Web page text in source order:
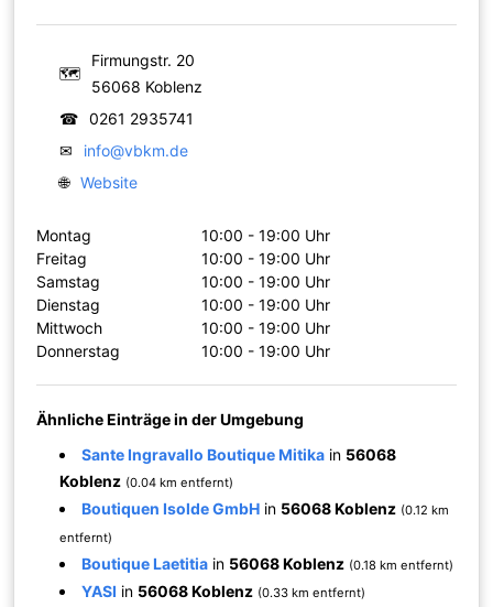
🗺
Firmungstr. 20
56068 Koblenz
☎
0261 2935741
✉
info@vbkm.de
🌐 Website
Montag
10:00 - 19:00 Uhr
Freitag
10:00 - 19:00 Uhr
Samstag
10:00 - 19:00 Uhr
Dienstag
10:00 - 19:00 Uhr
Mittwoch
10:00 - 19:00 Uhr
Donnerstag
10:00 - 19:00 Uhr
Ähnliche Einträge in der Umgebung
Sante Ingravallo Boutique Mitika in 56068
Koblenz (0.04 km entfernt)
Boutiquen Isolde GmbH in 56068 Koblenz (0.12 km
entfernt)
Boutique Laetitia in 56068 Koblenz (0.18 km entfernt)
YASI in 56068 Koblenz (0.33 km entfernt)